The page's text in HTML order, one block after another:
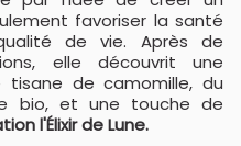
favoriser la santé
de vie. Après de
elle découvrit une
tisane de camomille, du
bio, et une touche de
l'Élixir de Lune.